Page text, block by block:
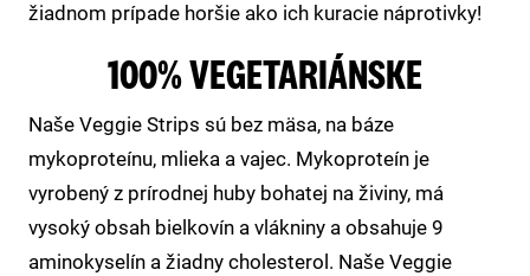
žiadnom prípade horšie ako ich kuracie náprotivky!
100% VEGETARIÁNSKE
Naše Veggie Strips sú bez mäsa, na báze
mykoproteínu, mlieka a vajec. Mykoproteín je
vyrobený z prírodnej huby bohatej na živiny, má
vysoký obsah bielkovín a vlákniny a obsahuje 9
aminokyselín a žiadny cholesterol. Naše Veggie